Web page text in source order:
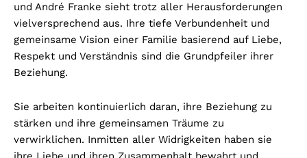
und André Franke sieht trotz aller Herausforderungen
vielversprechend aus. Ihre tiefe Verbundenheit und
gemeinsame Vision einer Familie basierend auf Liebe,
Respekt und Verständnis sind die Grundpfeiler ihrer
Beziehung.
Sie arbeiten kontinuierlich daran, ihre Beziehung zu
stärken und ihre gemeinsamen Träume zu
verwirklichen. Inmitten aller Widrigkeiten haben sie